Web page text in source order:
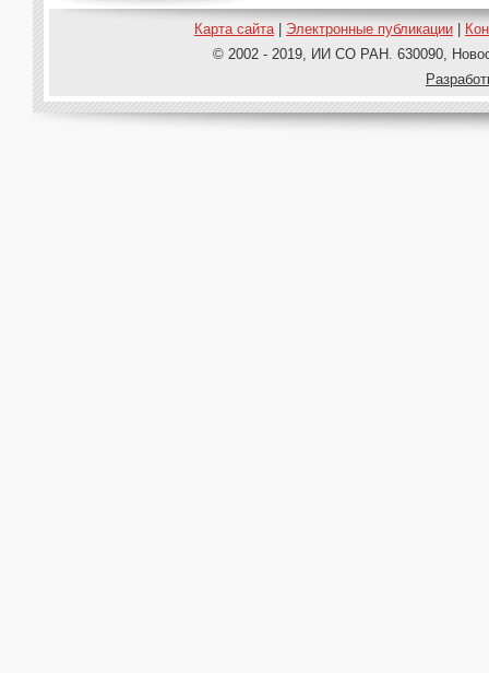
Карта сайта| Электронные публикации
© 2002 - 2019, ИИ СО РАН. 630090,